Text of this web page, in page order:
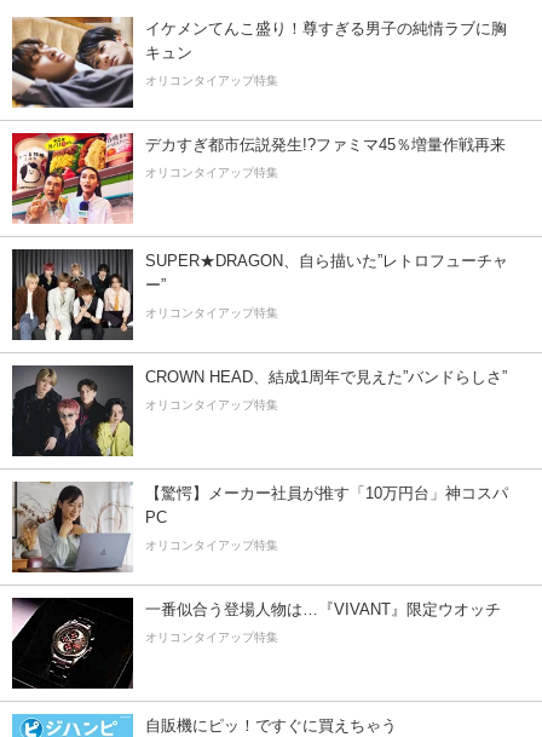
イケメンてんこ盛り！尊すぎる男子の純情ラブに胸
キュン
オリコンタイアップ特集
デカすぎ都市伝説発生!?ファミマ45％増量作戦再来
オリコンタイアップ特集
SUPER★DRAGON、自ら描いた”レトロフューチャ
ー”
オリコンタイアップ特集
CROWN HEAD、結成1周年で見えた”バンドらしさ”
オリコンタイアップ特集
【驚愕】メーカー社員が推す「10万円台」神コスパ
PC
オリコンタイアップ特集
一番似合う登場人物は…『VIVANT』限定ウオッチ
オリコンタイアップ特集
自販機にピッ！ですぐに買えちゃう